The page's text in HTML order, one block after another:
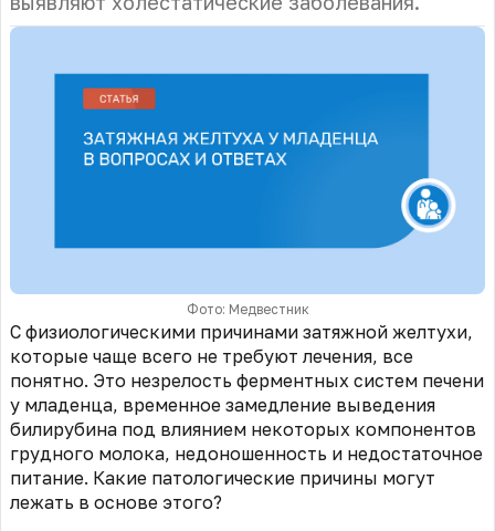
Фото: Медвестник
С физиологическими причинами затяжной желтухи,
которые чаще всего не требуют лечения, все
понятно. Это незрелость ферментных систем печени
у младенца, временное замедление выведения
билирубина под влиянием некоторых компонентов
грудного молока, недоношенность и недостаточное
питание. Какие патологические причины могут
лежать в основе этого?